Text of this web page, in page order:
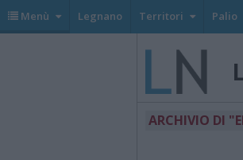
Menù Legnano Territori Palio
ARCHIVIO DI